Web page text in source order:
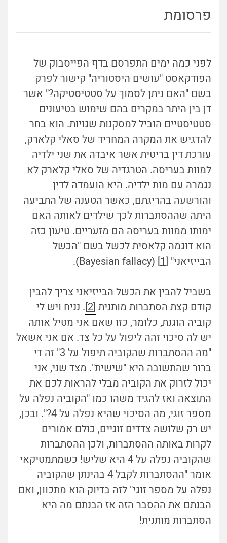
פרסומת
לפני כמה ימים התפרסם בדף הפייסבוק של
הפודקאסט "עושים היסטוריה" קישור לפרק
בשם "האם ניתן לסמוך על סטטיסטיקה?" אשר
דן בין היתר במקרים בהם שימוש בטיעונים
סטטיסטיים הוביל למסקנות שגויות. הוא בחר
להדגיש את המקרה המחריד של סאלי קלארק,
עורכת דין בריטית אשר איבדה את שני ילדיה
למוות בעריסה. הטרגדיה של סאלי קלארק לא
נגמרה עם מות ילדיה. היא הועמדה לדין
והורשעה בהריגתם, כאשר הטענה של התביעה
היתה שההסתברות לכך שילדים לאותה האם
ימותו ממוות בעריסה הם מזעריים. טיעון כזה
הוא דוגמה קלאסית לכשל בשם "הכשל
הבייזיאני" [1]
(Bayesian fallacy).
בשביל להבין את הכשל הבייזיאני צריך להבין
קודם קצת הסתברות מותנית [2] . נניח ויש לי
קוביה הוגנת, כלומר, כזו שאם אני מטיל אותה
יש לה סיכוי זהה ליפול על כל צד. אם אני אשאל
"מה ההסתברות שהקוביה תיפול על 3" זה די
ברור שהתשובה היא "שישית". מצד שני, אני
יכול לזרוק את הקוביה מבלי להראות לכם את
התוצאה ואז להגיד משהו כמו "הקוביה נפלה על
מספר זוגי, מה הסיכוי שהיא נפלה על 4?". ובכן,
יש רק שלושה צדדים זוגיים, כולם אמורים
לקרות באותה ההסתברות, ולכן ההסתברות
שהקוביה נפלה על 4 היא שליש! כשמתמטיקאי
אומר "ההסתברות לקבל 4 בהינתן שהקוביה
נפלה על מספר זוגי" לזה בדיוק הוא מתכוון, ואם
הבנתם את ההסבר הזה אז הבנתם מה היא
הסתברות מותנית!